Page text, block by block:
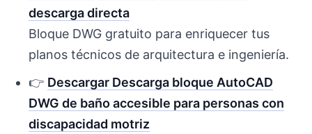
descarga directa
Bloque DWG gratuito para enriquecer tus
planos técnicos de arquitectura e ingeniería.
👉 Descargar Descarga bloque AutoCAD
DWG de baño accesible para personas con
discapacidad motriz